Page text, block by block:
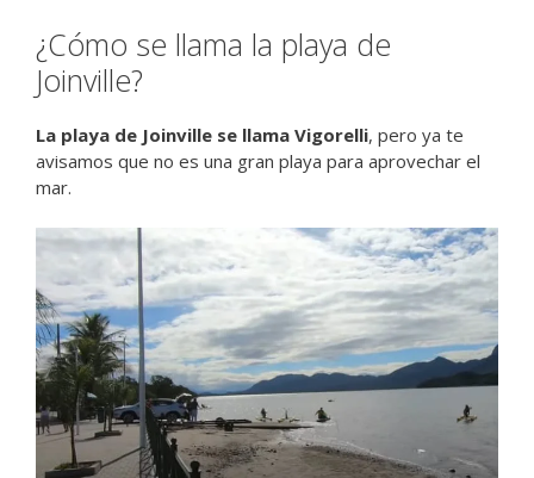
¿Cómo se llama la playa de
Joinville?
La playa de Joinville se llama Vigorelli, pero ya te
avisamos que no es una gran playa para aprovechar el
mar.